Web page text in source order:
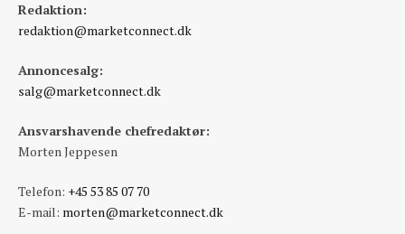
Redaktion:
redaktion@marketconnect.dk
Annoncesalg:
salg@marketconnect.dk
Ansvarshavende chefredaktør:
Morten Jeppesen
Telefon: +45 53 85 07 70
E-mail: morten@marketconnect.dk